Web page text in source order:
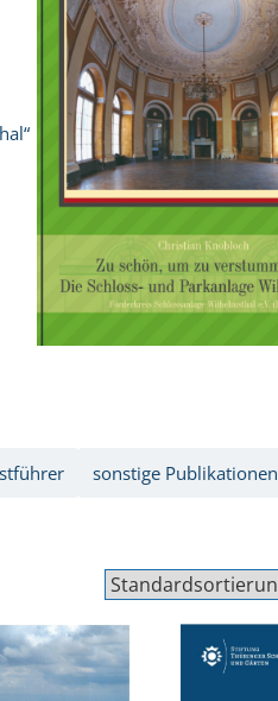
sonstige Publikationen